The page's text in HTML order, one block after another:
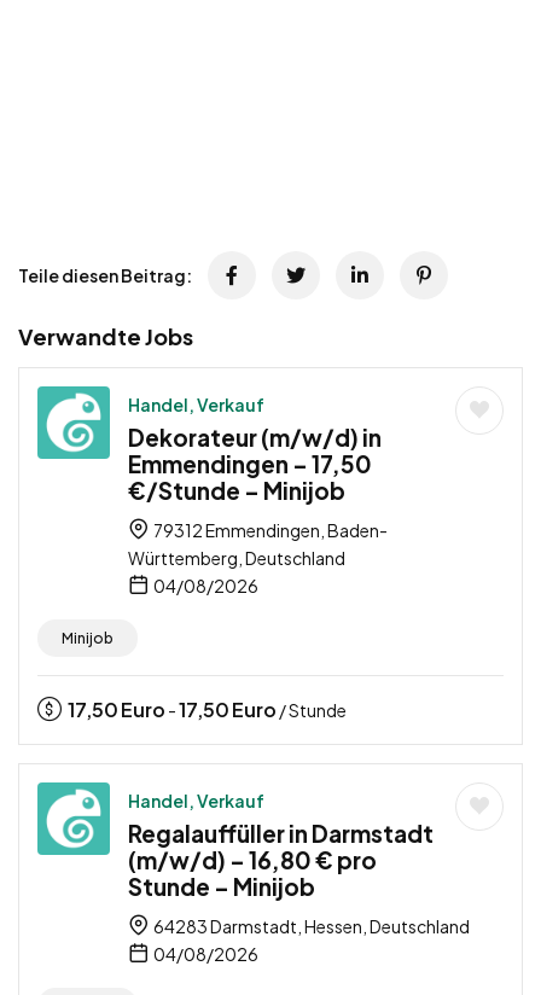
Teile diesen Beitrag:
Verwandte Jobs
Handel, Verkauf
Dekorateur (m/w/d) in
Emmendingen – 17,50
€/Stunde – Minijob
79312 Emmendingen, Baden-
Württemberg, Deutschland
04/08/2026
Minijob
17,50Euro -17,50Euro / Stunde
Handel, Verkauf
Regalauffüller in Darmstadt
(m/w/d) – 16,80 € pro
Stunde – Minijob
64283 Darmstadt, Hessen, Deutschland
04/08/2026